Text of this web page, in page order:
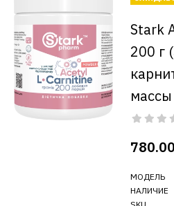
Stark
200 г
МОДЕЛЬ
НАЛИЧИЕ